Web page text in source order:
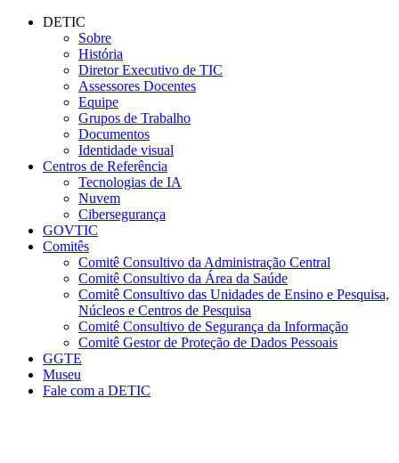
Conteúdo principal
DETIC
Sobre
História
Diretor Executivo de TIC
Assessores Docentes
Equipe
Grupos de Trabalho
Documentos
Identidade visual
Centros de Referência
Tecnologias de IA
Nuvem
Cibersegurança
GOVTIC
Comitês
Comitê Consultivo da Administração Central
Comitê Consultivo da Área da Saúde
Comitê Consultivo das Unidades de Ensino e Pesquisa,
Núcleos e Centros de Pesquisa
Comitê Consultivo de Segurança da Informação
Comitê Gestor de Proteção de Dados Pessoais
GGTE
Museu
Fale com a DETIC